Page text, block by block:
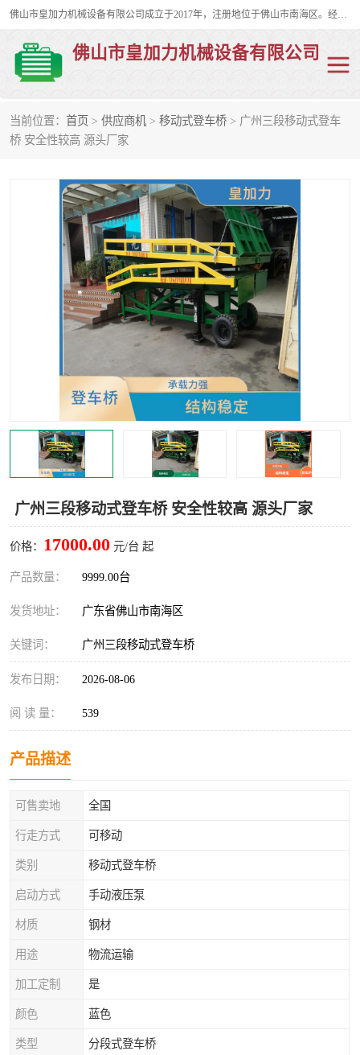
佛山市皇加力机械设备有限公司成立于2017年，注册地位于佛山市南海区。经营范围包括：其他机械设备及电子产品批发、电气设备批发、贸易代理、五金产品批发等；主要产品有：移动式登车桥、叉车装卸货平台、移动式升降机、升降货梯、油桶夹具、电动堆高车。
佛山市皇加力机械设备有限公司
当前位置： 首页 > 供应商机 > 移动式登车桥 > 广州三段移动式登车
桥 安全性较高 源头厂家
广州三段移动式登车桥 安全性较高 源头厂家
价格： 17000.00 元/台 起
产品数量： 9999.00台
发货地址： 广东省佛山市南海区
关键词： 广州三段移动式登车桥
发布日期： 2026-08-06
阅 读 量： 539
产品描述
可售卖地 全国
行走方式 可移动
类别 移动式登车桥
启动方式 手动液压泵
材质 钢材
用途 物流运输
加工定制 是
颜色 蓝色
类型 分段式登车桥
移动式登车桥
步行式电动堆高车 移动登车台
叉车装卸货平台 电动搬运车
移动式升降平台 升降货梯
集装箱装柜平台 油桶夹具